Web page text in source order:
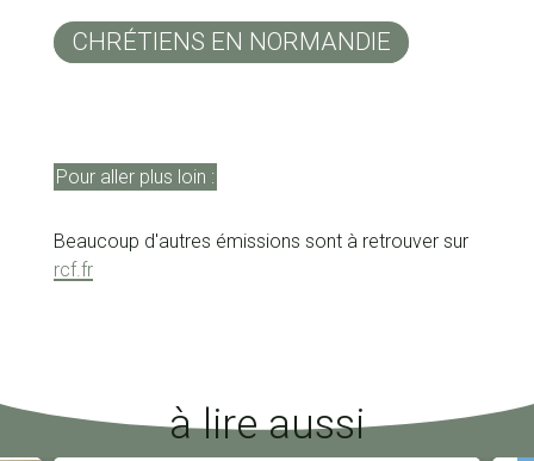
CHRÉTIENS EN NORMANDIE
Pour aller plus loin :
Beaucoup d'autres émissions sont à retrouver sur
rcf.fr
à lire aussi